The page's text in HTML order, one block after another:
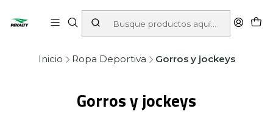
Inicio Ropa Deportiva Gorros y jockeys
Gorros y jockeys